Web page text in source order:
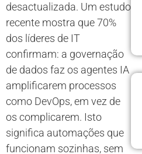
desactualizada. Um estudo
recente mostra que 70%
dos líderes de IT
confirmam: a governação
de dados faz os agentes IA
amplificarem processos
como DevOps, em vez de
os complicarem. Isto
significa automações que
funcionam sozinhas, sem